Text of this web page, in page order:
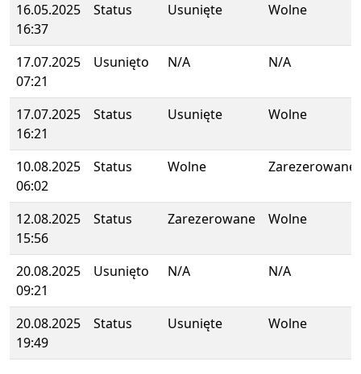
16.05.2025
16:37
Status Usunięte Wolne
17.07.2025
07:21
Usunięto N/A N/A
17.07.2025
16:21
Status Usunięte Wolne
10.08.2025
06:02
Status Wolne Zarezerowane
12.08.2025
15:56
Status Zarezerowane Wolne
20.08.2025
09:21
Usunięto N/A N/A
20.08.2025
19:49
Status Usunięte Wolne